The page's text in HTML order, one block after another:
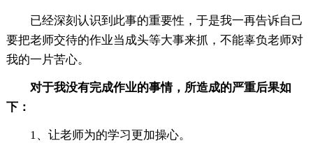
已经深刻认识到此事的重要性，于是我一再告诉自己
要把老师交待的作业当成头等大事来抓，不能辜负老师对
我的一片苦心。
对于我没有完成作业的事情，所造成的严重后果如
下：
1、让老师为的学习更加操心。